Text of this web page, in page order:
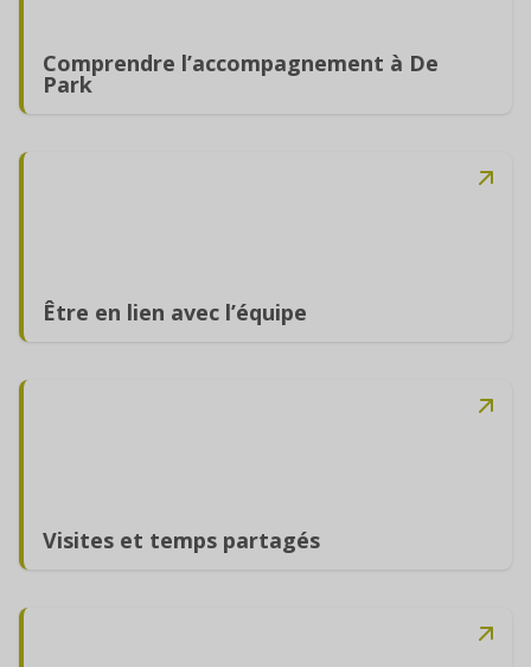
Comprendre l’accompagnement à De
Park
Être en lien avec l’équipe
Visites et temps partagés